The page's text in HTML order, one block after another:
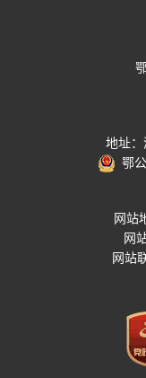
地址
鄂
网站
网
网站